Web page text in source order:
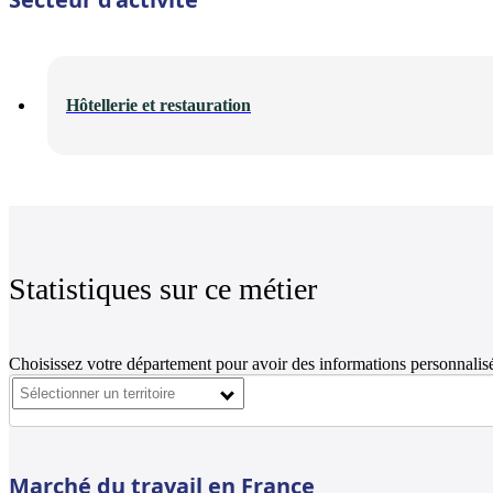
Hôtellerie et restauration
Statistiques sur ce métier
Choisissez votre département pour avoir des informations
Marché du travail en France